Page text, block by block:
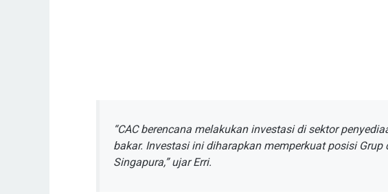
“CAC berencana melakukan investasi di sektor
bakar. Investasi ini diharapkan memperkuat posisi
Singapura,” ujar Erri.